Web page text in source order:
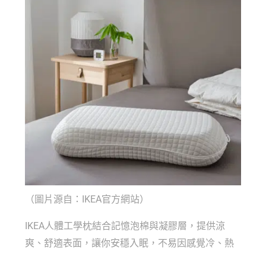
（圖片源自：IKEA官方網站）
IKEA人體工學枕結合記憶泡棉與凝膠層，提供涼
爽、舒適表面，讓你安穩入眠，不易因感覺冷、熱